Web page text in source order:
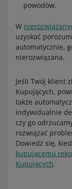
powodów.
W
uzyskać
automatycznie,
nierozwiązana.
Jeśli Twój klient
Kupujących,
także
indywidualnie
czy go
rozwiązać
Dowiedz się,
kupującemu
Kupujących.